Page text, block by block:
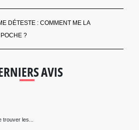
DÉTESTE : COMMENT ME LA
?
AVIS
trouver les...